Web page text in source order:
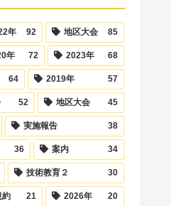
年 92 地区大会 85
年 72 2023年 68
64 2019年 57
52 地区大会 45
実施報告 38
36 案内 34
技術教育２ 30
約 21 2026年 20